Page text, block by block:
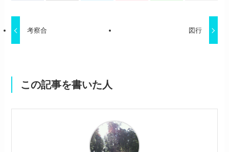
考察合 図行
この記事を書いた人